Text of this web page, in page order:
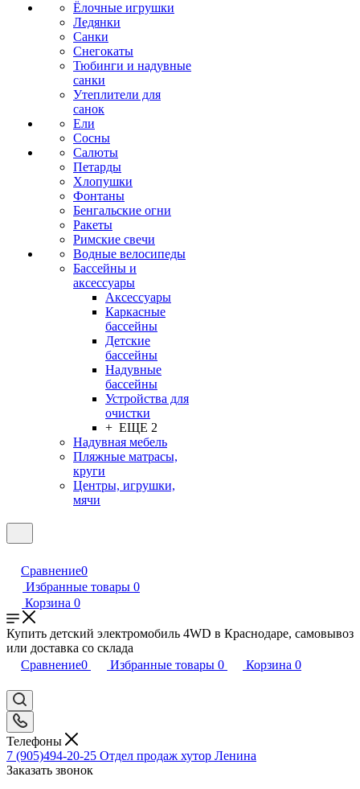
Ёлочные игрушки
Ледянки
Санки
Снегокаты
Тюбинги и надувные
санки
Утеплители для
санок
Ели
Сосны
Салюты
Петарды
Хлопушки
Фонтаны
Бенгальские огни
Ракеты
Римские свечи
Водные велосипеды
Бассейны и
аксессуары
Аксессуары
Каркасные
бассейны
Детские
бассейны
Надувные
бассейны
Устройства для
очистки
+ ЕЩЕ 2
Надувная мебель
Пляжные матрасы,
круги
Центры, игрушки,
мячи
Сравнение0
Избранные товары 0
Корзина 0
Купить детский электромобиль 4WD в Краснодаре, самовывоз
или доставка со склада
Сравнение0 Избранные товары 0 Корзина 0
Телефоны
7 (905)494-20-25 Отдел продаж хутор Ленина
Заказать звонок